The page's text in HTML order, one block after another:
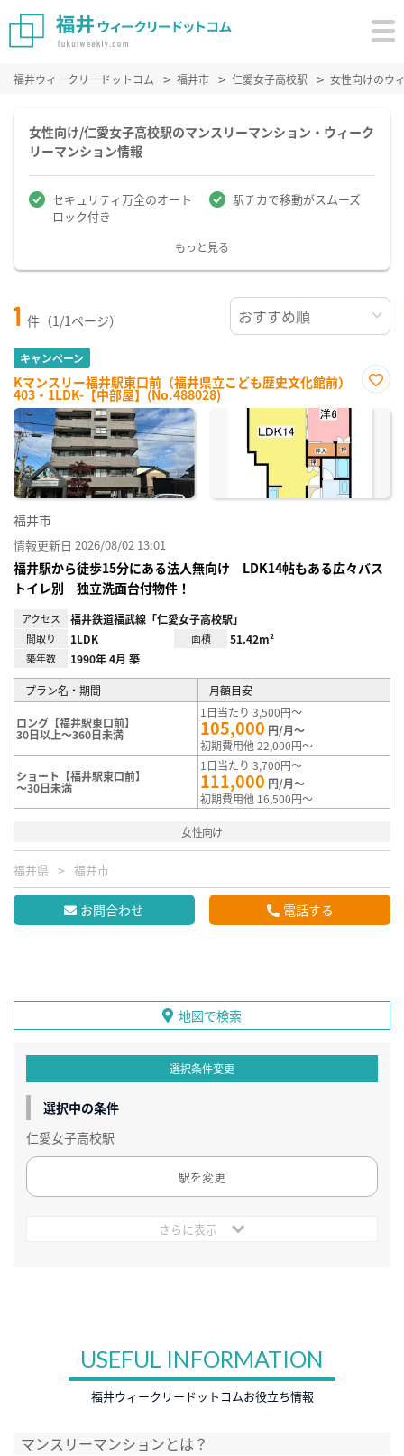
福井ウィークリードットコム 福井市 仁愛女子高校駅 女性向けのウ
女性向け/仁愛女子高校駅のマンスリーマンション・ウィーク
リーマンション情報
セキュリティ万全のオート
ロック付き
駅チカで移動がスムーズ
もっと見る
1 件（1/1ページ）
キャンペーン
Kマンスリー福井駅東口前（福井県立こども歴史文化館前）
403・1LDK-【中部屋】(No.488028)
に入
福井市
情報更新日 2026/08/02 13:01
福井駅から徒歩15分にある法人無向け LDK14帖もある広々バス
トイレ別 独立洗面台付物件！
アクセス 福井鉄道福武線「仁愛女子高校駅」
間取り 1LDK 面積 51.42m²
築年数 1990年 4月 築
プラン名・期間 月額目安
ロング【福井駅東口前】
30日以上～360日未満
1日当たり 3,500円～
105,000 円/月～
初期費用他 22,000円～
ショート【福井駅東口前】
～30日未満
1日当たり 3,700円～
111,000 円/月～
初期費用他 16,500円～
女性向け
福井県 福井市
お問合わせ 電話する
地図で検索
選択条件変更
選択中の条件
仁愛女子高校駅
駅を変更
さらに表示
USEFUL INFORMATION
福井ウィークリードットコムお役立ち情報
マンスリーマンションとは？